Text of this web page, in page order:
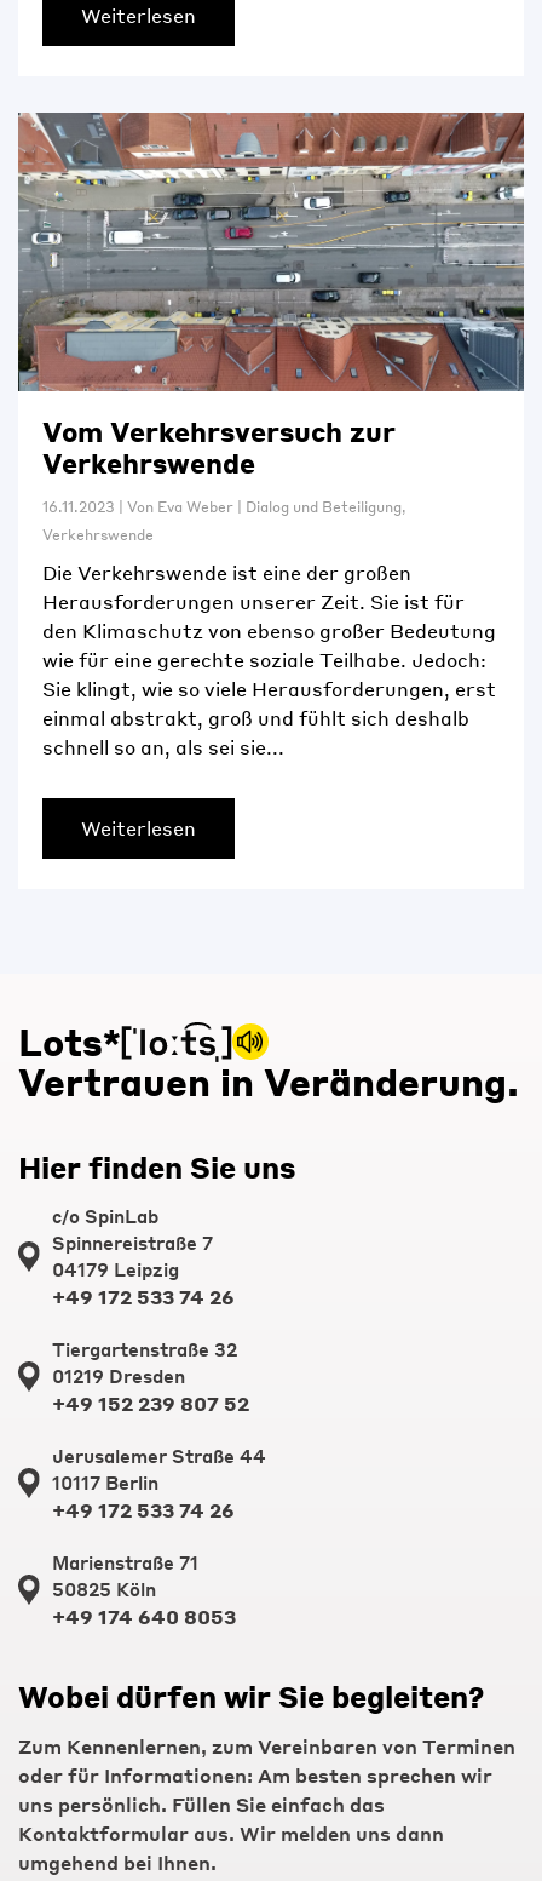
Weiterlesen
Vom Verkehrsversuch zur
Verkehrswende
16.11.2023 | Von Eva Weber | Dialog und Beteiligung,
Verkehrswende
Die Verkehrswende ist eine der großen
Herausforderungen unserer Zeit. Sie ist für
den Klimaschutz von ebenso großer Bedeutung
wie für eine gerechte soziale Teilhabe. Jedoch:
Sie klingt, wie so viele Herausforderungen, erst
einmal abstrakt, groß und fühlt sich deshalb
schnell so an, als sei sie...
Weiterlesen
Lots*
Vertrauen in Veränderung.
Hier finden Sie uns
c/o SpinLab
Spinnereistraße 7
04179 Leipzig
+49 172 533 74 26
Tiergartenstraße 32
01219 Dresden
+49 152 239 807 52
Jerusalemer Straße 44
10117 Berlin
+49 172 533 74 26
Marienstraße 71
50825 Köln
+49 174 640 8053
Wobei dürfen wir Sie begleiten?
Zum Kennenlernen, zum Vereinbaren von Terminen
oder für Informationen: Am besten sprechen wir
uns persönlich. Füllen Sie einfach das
Kontaktformular aus. Wir melden uns dann
umgehend bei Ihnen.